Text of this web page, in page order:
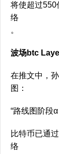
将使超过550
络
。
波场btc
在推文中，
图：
“路线图阶段α
比特币已通
络